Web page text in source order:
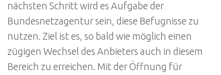
nächsten Schritt wird es Aufgabe der
Bundesnetzagentur sein, diese Befugnisse zu
nutzen. Ziel ist es, so bald wie möglich einen
zügigen Wechsel des Anbieters auch in diesem
Bereich zu erreichen. Mit der Öffnung für